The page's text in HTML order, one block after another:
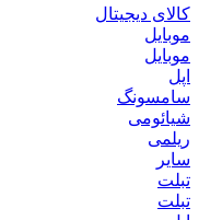
کالای دیجیتال
موبایل
موبایل
اپل
سامسونگ
شیائومی
ریلمی
سایر
تبلت
تبلت